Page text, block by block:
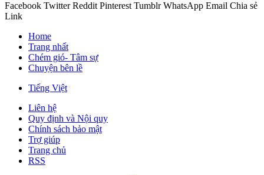
Facebook Twitter Reddit Pinterest Tumblr WhatsApp Email Chia sẻ
Link
Home
Trang nhất
Chém gió- Tâm sự
Chuyện bên lề
Tiếng Việt
Liên hệ
Quy định và Nội quy
Chính sách bảo mật
Trợ giúp
Trang chủ
RSS